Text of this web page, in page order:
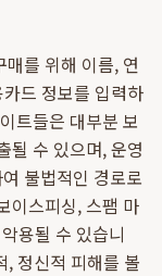
를 위해 이름, 연
드 정보를 입력하
트들은 대부분 보
될 수 있으며, 운영
불법적인 경로로
이스피싱, 스팸 마
용될 수 있습니
, 정신적 피해를 볼